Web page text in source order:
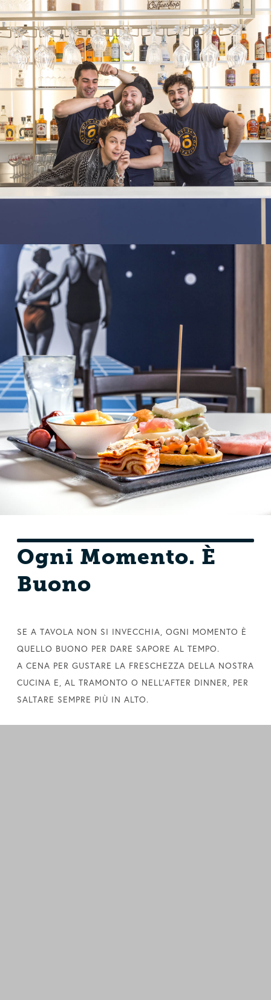
Ogni Momento. È
Buono
SE A TAVOLA NON SI INVECCHIA, OGNI MOMENTO È
QUELLO BUONO PER DARE SAPORE AL TEMPO.
A CENA PER GUSTARE LA FRESCHEZZA DELLA NOSTRA
CUCINA E, AL TRAMONTO O NELL’AFTER DINNER, PER
SALTARE SEMPRE PIÙ IN ALTO.